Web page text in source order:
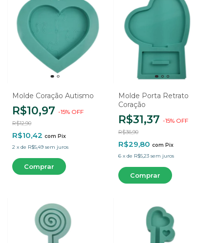
Molde Coração Autismo
R$10,97 -15% OFF
R$12,90
R$10,42 com Pix
2 x de R$5,49 sem juros
Molde Porta Retrato
Coração
R$31,37 -15% OFF
R$36,90
R$29,80 com Pix
6 x de R$5,23 sem juros